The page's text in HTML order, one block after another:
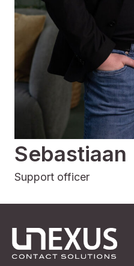
Sebastiaan
Support officer